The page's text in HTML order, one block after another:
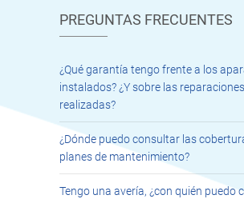
PREGUNTAS FRECUENTES
¿Qué garantía tengo frente a los
instalados? ¿Y sobre las reparaciones
realizadas?
¿Dónde puedo consultar las
planes de mantenimiento?
Tengo una avería, ¿con quién puedo